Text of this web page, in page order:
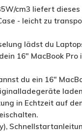
cm3 liefert
- leicht zu
lädst du
16" MacBook Pro
du ein 16"
in Echtzeit auf